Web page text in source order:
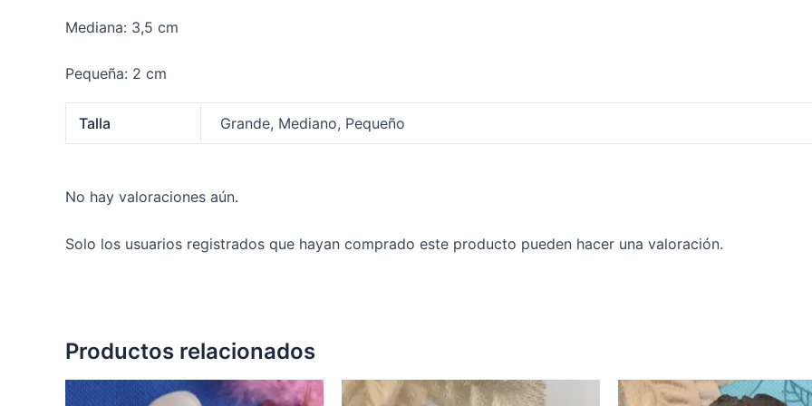
Mediana: 3,5 cm
Pequeña: 2 cm
Talla Grande, Mediano, Pequeño
No hay valoraciones aún.
Solo los usuarios registrados que hayan comprado este producto pueden hacer una valoración.
Productos relacionados
Rango
Este
Rango